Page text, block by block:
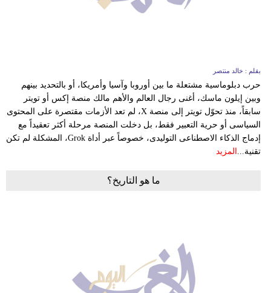
بقلم : خالد منتصر
حرب دبلوماسية مشتعلة ما بين أوروبا وآسيا وأمريكا، أو بالتحديد بينهم
وبين إيلون ماسك، أغنى رجال العالم والأهم مالك منصة إكس أو تويتر
سابقاً، منذ تحوّل تويتر إلى منصة X، لم تعد الأزمات مقتصرة على المحتوى
السياسى أو حرية التعبير فقط، بل دخلت المنصة مرحلة أكثر تعقيداً مع
إدماج الذكاء الاصطناعى التوليدى، خصوصاً عبر أداة Grok، المشكلة لم تكن
تقنية... المزيد
ما هو التاريخ؟